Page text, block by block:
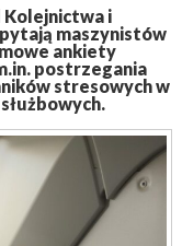
Kolejnictwa i
maszynistów
ankiety
postrzegania
stresowych w